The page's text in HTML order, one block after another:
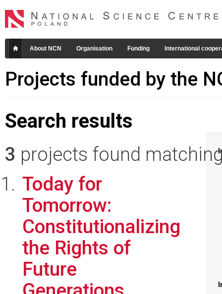
About NCN Organisation Funding International
Projects funded by the
Search results
3 projects found
Today for
Tomorrow:
Constitutionalizing
the Rights of
Future